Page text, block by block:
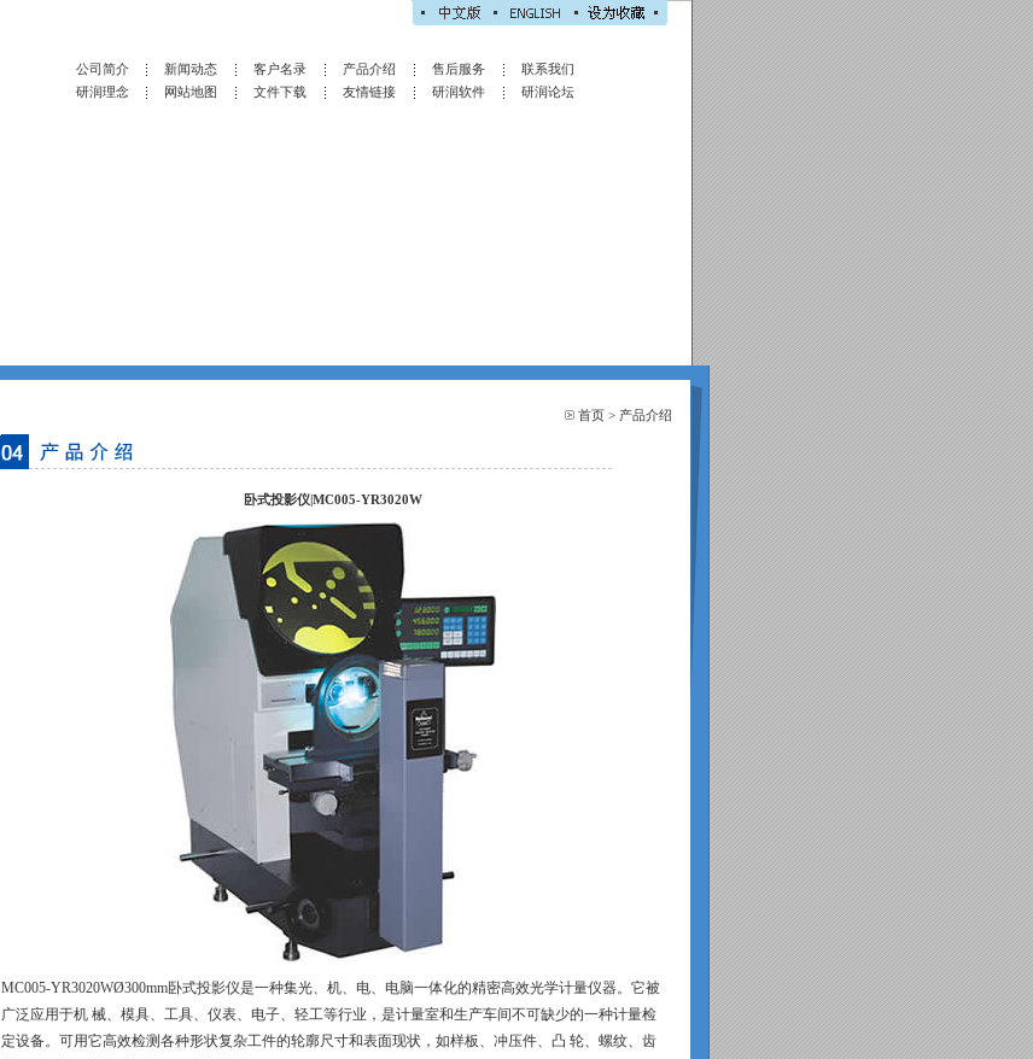
公司简介 新闻动态 客户名录 产品介绍 售后服务
联系我们
研润理念
网站地图 文件下载 友情链接 研润软件 研润论坛
首页> 产品介绍
卧式投影仪|MC005-YR3020W
MC005-YR3020WØ300mm卧式投影仪是一种集光、机、电、电脑一体化的精密高效光学计量仪器。它被
广泛应用于机 械、模具、工具、仪表、电子、轻工等行业，是计量室和生产车间不可缺少的一种计量检
定设备。可用它高效检测各种形状复杂工件的轮廓尺寸和表面现状，如样板、冲压件、凸 轮、螺纹、齿